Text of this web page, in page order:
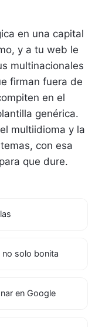
en una capital
y a tu web le
multinacionales
firman fuera de
en el
genérica.
multiidioma y la
con esa
que dure.
solo bonita
en Google